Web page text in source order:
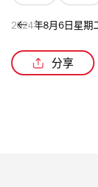
2024年8月6日星期
分享